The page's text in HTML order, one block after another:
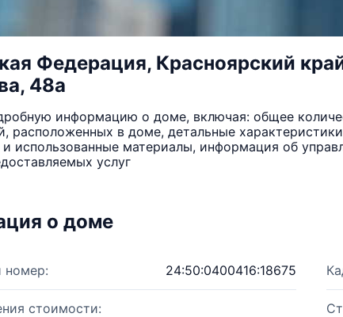
Федерация, Красноярский
48а
информацию о доме, включая: общее
расположенных в доме, детальные
и использованные материалы, информация об
услуг
о доме
номер: 24:50:0400416:18675
стоимости: